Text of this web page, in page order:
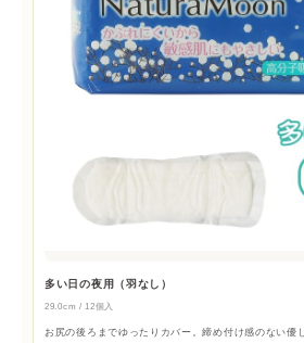
多い日の夜用（羽なし）
29.0cm / 12個入
お尻の後ろまでゆったりカバー。締め付け感のない優